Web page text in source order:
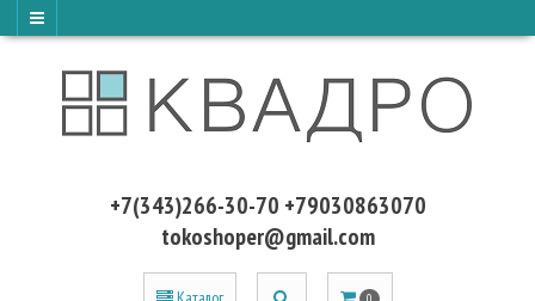
+7(343)266-30-70 +79030863070
tokoshoper@gmail.com